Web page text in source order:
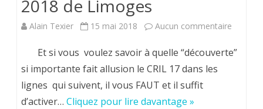
une
indivisible,
2018 de Limoges
Alain Texier 15 mai 2018 Aucun commentaire
Et si vous voulez savoir à quelle “découverte”
si importante fait allusion le CRIL 17 dans les
lignes qui suivent, il vous FAUT et il suffit
d’activer… Cliquez pour lire davantage »